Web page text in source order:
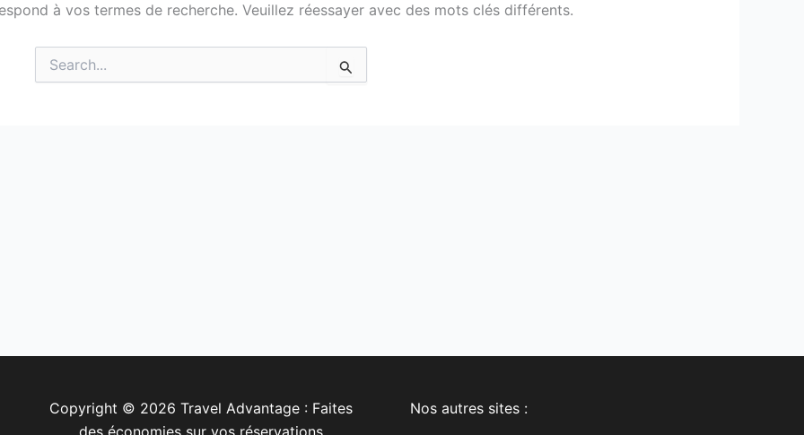
à vos termes de recherche. Veuillez réessayer avec des mots clés différents.
Rechercher :
Copyright © 2026 Travel Advantage : Faites
des économies sur vos réservations
Nos autres sites :